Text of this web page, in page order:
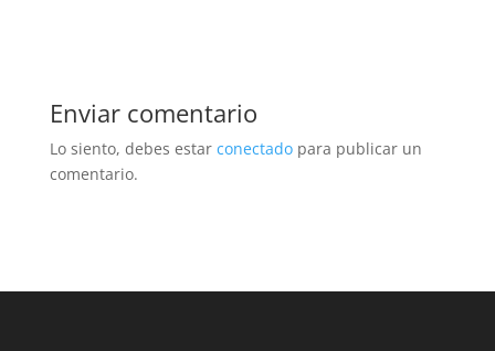
Enviar comentario
Lo siento, debes estar conectadopara publicar un
comentario.